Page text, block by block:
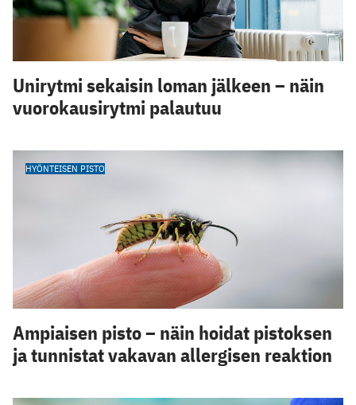
Unirytmi sekaisin loman jälkeen – näin
vuorokausirytmi palautuu
HYÖNTEISEN PISTO
Ampiaisen pisto – näin hoidat pistoksen
ja tunnistat vakavan allergisen reaktion